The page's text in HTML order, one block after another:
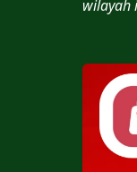
wilayah